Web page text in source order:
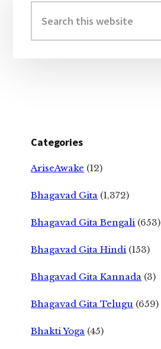
Sidebar
this
website
Categories
AriseAwake (12)
Bhagavad Gita (1,372)
Bhagavad Gita Bengali (653)
Bhagavad Gita Hindi (153)
Bhagavad Gita Kannada (3)
Bhagavad Gita Telugu (659)
Bhakti Yoga (45)